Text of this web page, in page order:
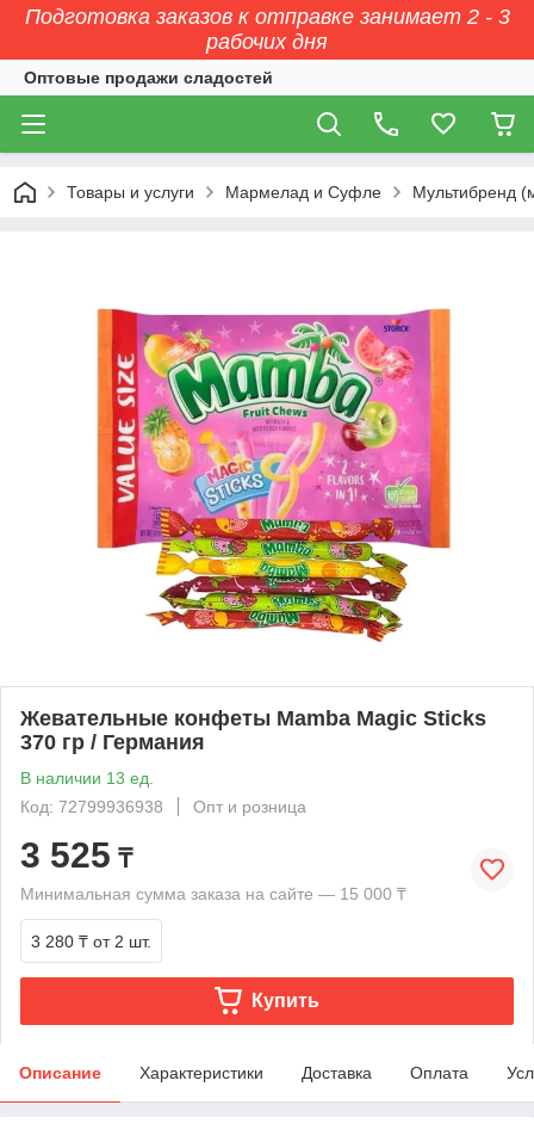
Подготовка заказов к отправке занимает 2 - 3
рабочих дня
Оптовые продажи сладостей
Товары и услуги Мармелад и Суфле Мультибренд
Жевательные конфеты Mamba Magic Sticks
370 гр / Германия
В наличии 13 ед.
Код: 72799936938
Опт и розница
3 525 ₸
Минимальная сумма заказа на сайте — 15 000 ₸
3 280 ₸ от 2 шт.
Купить
Описание Характеристики Доставка Оплата